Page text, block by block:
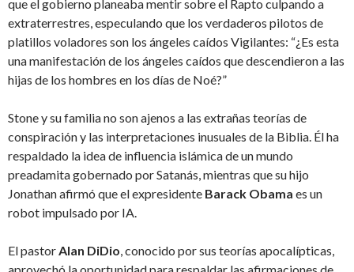
que el gobierno planeaba mentir sobre el Rapto culpando a
extraterrestres, especulando que los verdaderos pilotos de
platillos voladores son los ángeles caídos Vigilantes: “¿Es esta
una manifestación de los ángeles caídos que descendieron a las
hijas de los hombres en los días de Noé?”
Stone y su familia no son ajenos a las extrañas teorías de
conspiración y las interpretaciones inusuales de la Biblia. Él ha
respaldado la idea de influencia islámica de un mundo
preadamita gobernado por Satanás, mientras que su hijo
Jonathan afirmó que el expresidente Barack Obama es un
robot impulsado por IA.
El pastorAlan DiDio, conocido por sus teorías apocalípticas,